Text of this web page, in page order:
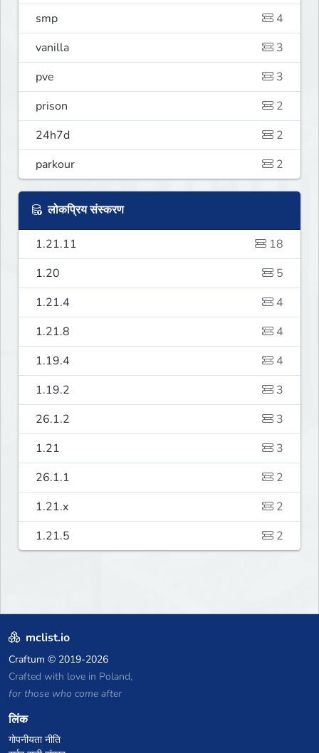
smp
4
vanilla
3
pve
3
prison
2
24h7d
2
parkour
2
लोकप्रिय संस्करण
1.21.11
18
1.20
5
1.21.4
4
1.21.8
4
1.19.4
4
1.19.2
3
26.1.2
3
1.21
3
26.1.1
2
1.21.x
2
1.21.5
2
mclist.io
Craftum © 2019-2026
Crafted with love in Poland,
for those who come after
लिंक
गोपनीयता नीति